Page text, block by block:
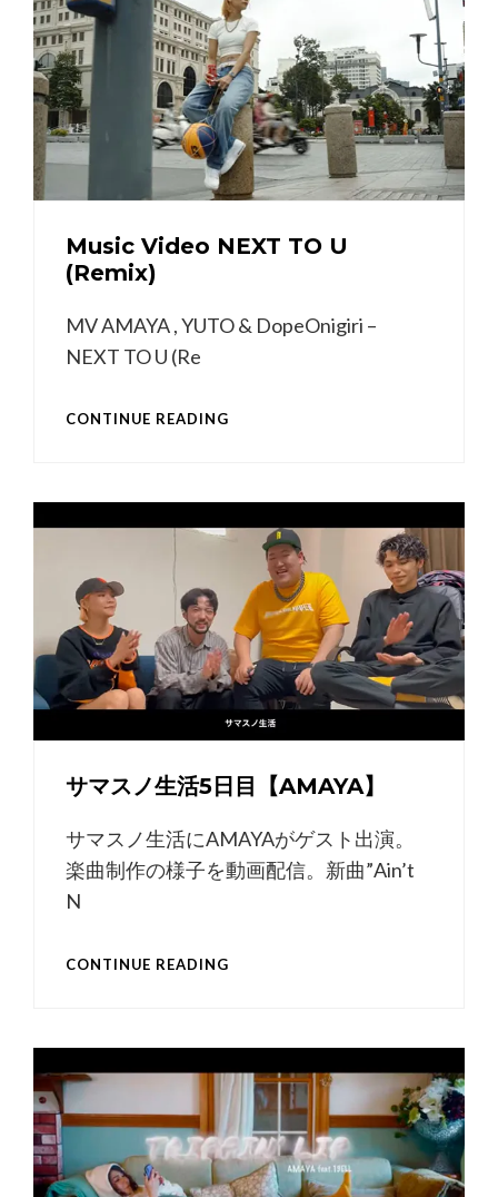
Music Video NEXT TO U
(Remix)
MV AMAYA , YUTO & DopeOnigiri –
NEXT TO U (Re
CONTINUE READINGMUSIC
(REMIX)
サマスノ生活5日目【AMAYA】
サマスノ生活にAMAYAがゲスト出演。
楽曲制作の様子を動画配信。新曲”Ain’t
N
CONTINUE READINGサ
活
5
日
目
【AMAYA】